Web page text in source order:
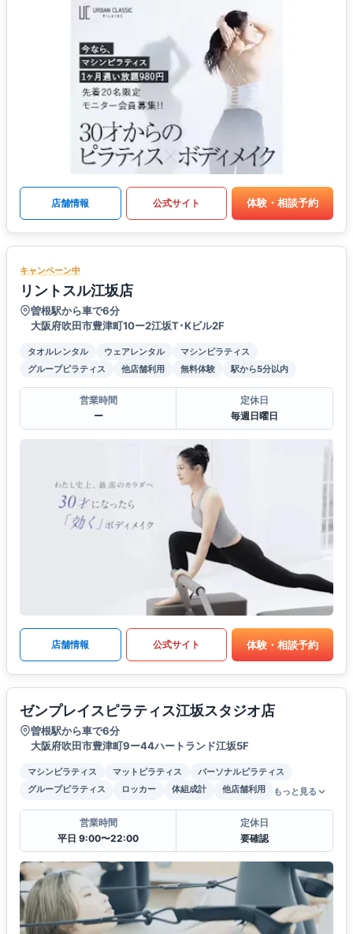
店舗情報 公式サイト 体験・相談予約
キャンペーン中
リントスル江坂店
曽根駅から車で6分
大阪府吹田市豊津町10ー2江坂T･Kビル2F
タオルレンタル ウェアレンタル
マシンピラティス
グループピラティス
他店舗利用 無料体験 駅から5分以内
営業時間
ー
定休日
毎週日曜日
店舗情報 公式サイト 体験・相談予約
ゼンプレイスピラティス江坂スタジオ店
曽根駅から車で6分
大阪府吹田市豊津町9ー44ハートランド江坂5F
マシンピラティス マットピラティス
パーソナルピラティス
グループピラティス
ロッカー 体組成計 他店舗利用 もっと見る
営業時間
平日 9:00〜22:00
定休日
要確認